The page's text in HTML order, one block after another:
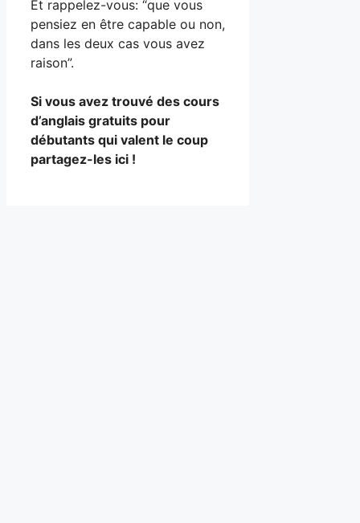
Et rappelez-vous: “que vous
pensiez en être capable ou non,
dans les deux cas vous avez
raison”.
Si vous avez trouvé des cours
d’anglais gratuits pour
débutants qui valent le coup
partagez-les ici !